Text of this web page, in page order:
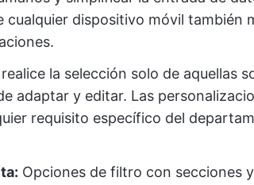
cualquier dispositivo móvil también
realice la selección solo de aquellas
adaptar y editar. Las
requisito específico del
Opciones de filtro con secciones